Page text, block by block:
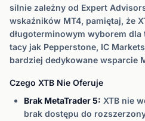
silnie zależny od Expert
wskaźników MT4, pamiętaj, że
długoterminowym wyborem
tacy jak Pepperstone, IC
bardziej dedykowane wsparcie
Czego XTB Nie Oferuje
Brak MetaTrader 5: XTB nie
brak dostępu do